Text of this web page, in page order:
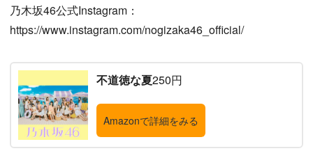
乃木坂46公式Instagram：
https://www.instagram.com/nogizaka46_official/
不道徳な夏250円
Amazonで詳細をみる